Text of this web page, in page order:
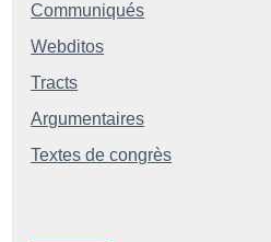
Communiqués
Webditos
Tracts
Argumentaires
Textes de congrès